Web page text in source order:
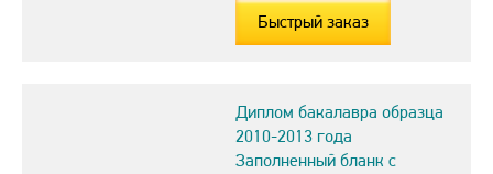
Быстрый заказ
Диплом бакалавра образца
2010-2013 года
Заполненный бланк с